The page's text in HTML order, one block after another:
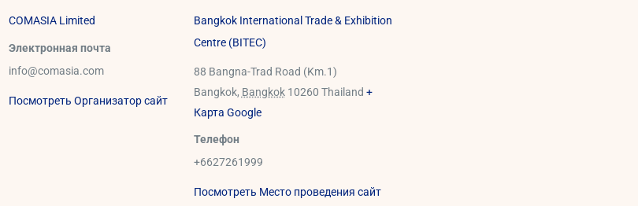
COMASIA Limited
Электронная почта
info@comasia.com
Посмотреть Организатор сайт
Bangkok International Trade & Exhibition
Centre (BITEC)
88 Bangna-Trad Road (Km.1)
Bangkok, Bangkok 10260 Thailand +
Карта Google
Телефон
+6627261999
Посмотреть Место проведения сайт